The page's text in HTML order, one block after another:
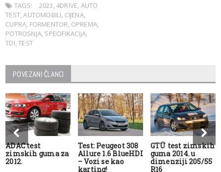
TAGS:
2023,4DRIVE, AUTO
TEST,AUTOMOBILI, CIJENA,
CUPRA, FORMENTOR, OPREMA,
POTROSNJA, SPECIFIKACIJA,
TDI,TEST
POVEZANI ČLANCI
ADAC test
zimskih guma za
2012.
Test: Peugeot 308
Allure 1.6 BlueHDI
– Vozi se kao
karting!
GTÜ test zimskih
guma 2014. u
dimenziji 205/55
R16